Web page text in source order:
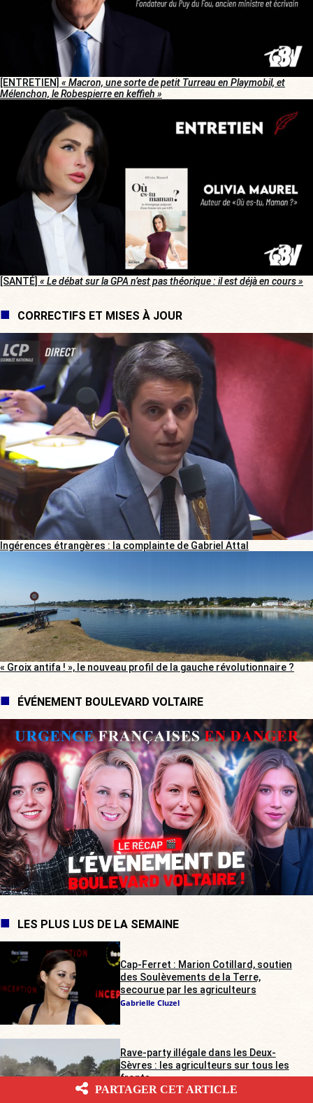
[ENTRETIEN] « Macron, une sorte de petit Turreau en Playmobil, et
Mélenchon, le Robespierre en keffieh »
[SANTÉ] « Le débat sur la GPA n’est pas théorique : il est déjà en cours »
CORRECTIFS ET MISES À JOUR
Ingérences étrangères : la complainte de Gabriel Attal
« Groix antifa ! », le nouveau profil de la gauche révolutionnaire ?
ÉVÉNEMENT BOULEVARD VOLTAIRE
LES PLUS LUS DE LA SEMAINE
Cap-Ferret : Marion Cotillard, soutien
des Soulèvements de la Terre,
secourue par les agriculteurs
Gabrielle Cluzel
Rave-party illégale dans les Deux-
Sèvres : les agriculteurs sur tous les
fronts
Alienor de Pompignan
PARTAGER CET ARTICLE